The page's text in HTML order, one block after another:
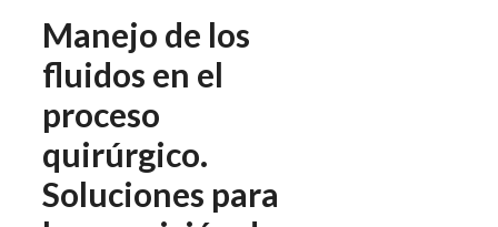
Manejo de los
fluidos en el
proceso
quirúrgico.
Soluciones para